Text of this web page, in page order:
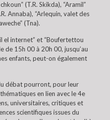
(T.R. Skikda), “Aramil”
Annaba), “Arlequin, valet des
(Tna).
el internet” et “Boufertettou
de 15h 00 à 20h 00, jusqu’au
enfants, peut-on également
débat pourront, pour leur
en lien avec le 4e
universitaires, critiques et
scientifiques issues du